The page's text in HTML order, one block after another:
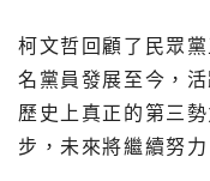
柯文哲回顧了民眾
名黨員發展至今，
歷史上真正的第三
步，未來將繼續努